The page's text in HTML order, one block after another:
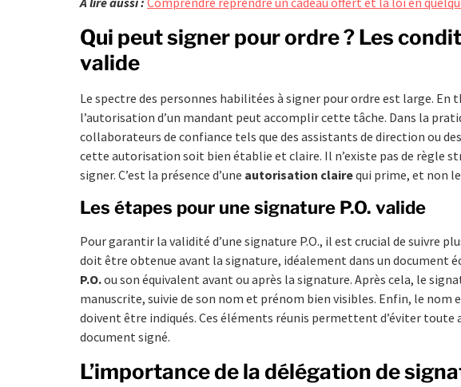
Qui peut signer pour ordre ? Les
valide
Le spectre des personnes habilitées à signer pour ordre est large.
l’autorisation d’un mandant peut accomplir cette tâche. Dans la
collaborateurs de confiance tels que des assistants de direction ou
cette autorisation soit bien établie et claire. Il n’existe pas de règle
signer. C’est la présence d’une autorisation clairequi prime, et non
Les étapes pour une signature P.O. valide
Pour garantir la validité d’une signature P.O., il est crucial de suivre
doit être obtenue avant la signature, idéalement dans un document
P.O.ou son équivalent avant ou après la signature. Après cela, le
manuscrite, suivie de son nom et prénom bien visibles. Enfin, le
doivent être indiqués. Ces éléments réunis permettent d’éviter
document signé.
L’importance de la délégation de